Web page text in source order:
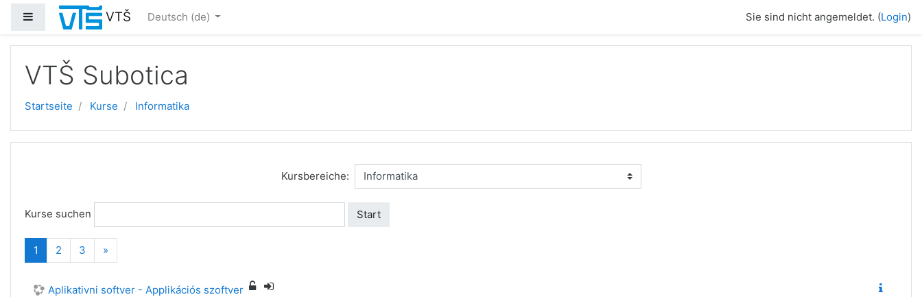
Website-Übersicht
VTŠ Deutsch ‎(de)‎ Sie sind nicht angemeldet. (Login)
VTŠ Subotica
Startseite Kurse Informatika
Kursbereiche:
Kurse suchen Start
1 (aktuell)
2 3 »
Aplikativni softver - Applikációs szoftver